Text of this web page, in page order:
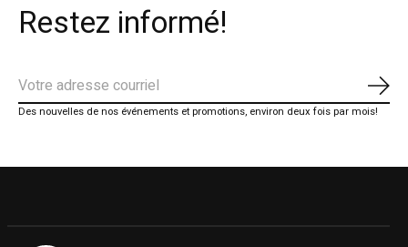
Restez informé!
Des nouvelles de nos événements et promotions, environ deux fois par mois!